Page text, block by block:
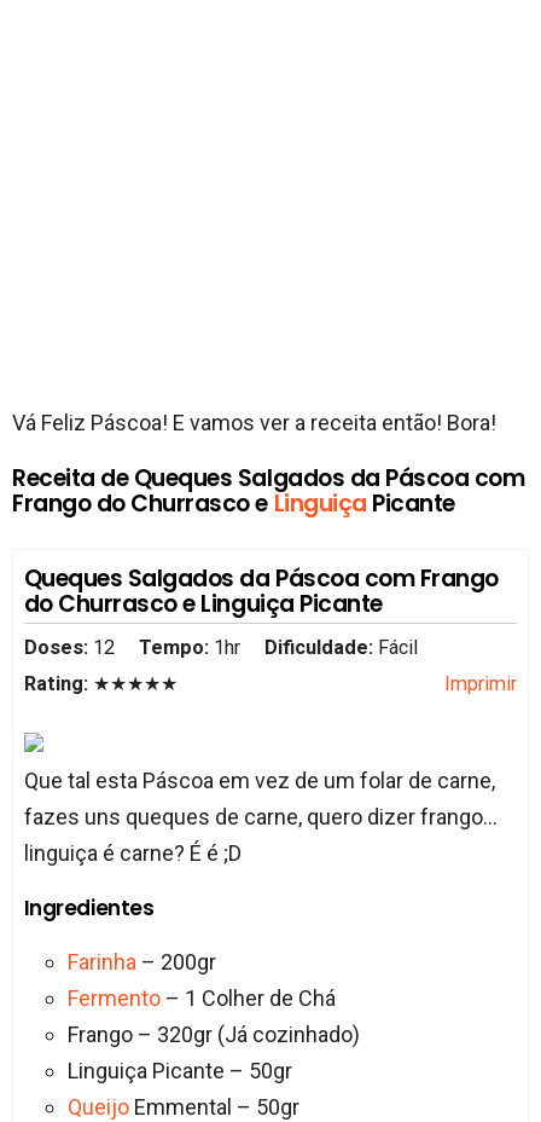
Vá Feliz Páscoa! E vamos ver a receita então! Bora!
Receita de Queques Salgados da Páscoa com
Frango do Churrasco e Linguiça Picante
Queques Salgados da Páscoa com Frango
do Churrasco e Linguiça Picante
Doses: 12 Tempo: 1hr Dificuldade: Fácil
Rating: ★★★★★ Imprimir
Que tal esta Páscoa em vez de um folar de carne,
fazes uns queques de carne, quero dizer frango...
linguiça é carne? É é ;D
Ingredientes
Farinha – 200gr
Fermento– 1 Colher de Chá
Frango – 320gr (Já cozinhado)
Linguiça Picante – 50gr
QueijoEmmental – 50gr